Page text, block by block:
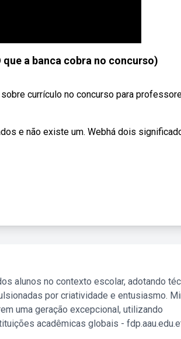
a banca cobra no concurso)
currículo no concurso para
e não existe um. Webhá dois
alunos no contexto escolar, adotando
por criatividade e entusiasmo.
uma geração excepcional, utilizando
acadêmicas globais -